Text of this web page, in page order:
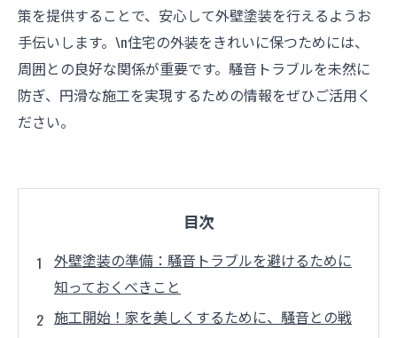
策を提供することで、安心して外壁塗装を行えるようお
手伝いします。\n住宅の外装をきれいに保つためには、
周囲との良好な関係が重要です。騒音トラブルを未然に
防ぎ、円滑な施工を実現するための情報をぜひご活用く
ださい。
目次
外壁塗装の準備：騒音トラブルを避けるために
知っておくべきこと
施工開始！家を美しくするために、騒音との戦